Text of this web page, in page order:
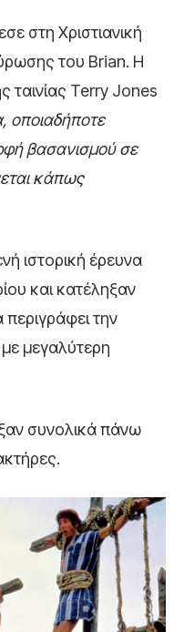
στη Χριστιανική
του Brian. Η
ταινίας Terry Jones
οποιαδήποτε
βασανισμού σε
κάπως
ιστορική έρευνα
και κατέληξαν
περιγράφει την
μεγαλύτερη
συνολικά πάνω